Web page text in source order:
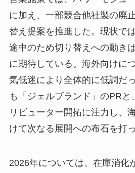
に加え、一部競合他社製の廃
替え提案を推進した。現状で
途中のため切り替えへの動き
に期待している。海外向けに
気低迷により全体的に低調だ
も「ジェルブランド」のPRと
リビューター開拓に注力し、
けて次なる展開への布石を打っ
2026年については、在庫消化